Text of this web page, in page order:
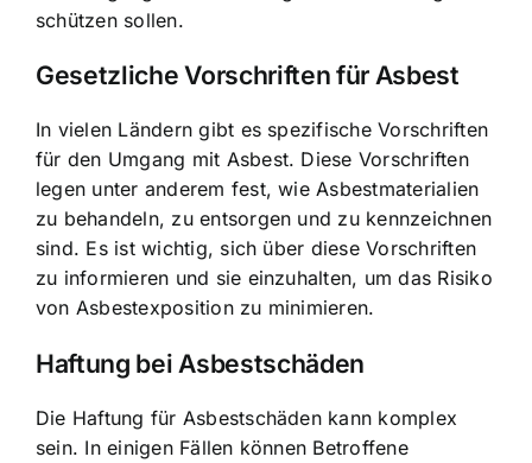
schützen sollen.
Gesetzliche Vorschriften für Asbest
In vielen Ländern gibt es spezifische Vorschriften
für den Umgang mit Asbest. Diese Vorschriften
legen unter anderem fest, wie Asbestmaterialien
zu behandeln, zu entsorgen und zu kennzeichnen
sind. Es ist wichtig, sich über diese Vorschriften
zu informieren und sie einzuhalten, um das Risiko
von Asbestexposition zu minimieren.
Haftung bei Asbestschäden
Die Haftung für Asbestschäden kann komplex
sein. In einigen Fällen können Betroffene